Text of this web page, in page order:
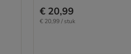
€ 20,99
€ 20,99 / stuk